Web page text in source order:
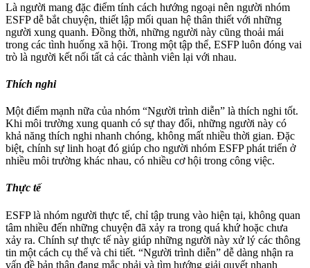
Là người mang đặc điểm tính cách hướng ngoại nên người nhóm
ESFP dễ bắt chuyện, thiết lập mối quan hệ thân thiết với những
người xung quanh. Đồng thời, những người này cũng thoải mái
trong các tình huống xã hội. Trong một tập thể, ESFP luôn đóng vai
trò là người kết nối tất cả các thành viên lại với nhau.
Thích nghi
Một điểm mạnh nữa của nhóm “Người trình diễn” là thích nghi tốt.
Khi môi trường xung quanh có sự thay đổi, những người này có
khả năng thích nghi nhanh chóng, không mất nhiều thời gian. Đặc
biệt, chính sự linh hoạt đó giúp cho người nhóm ESFP phát triển ở
nhiều môi trường khác nhau, có nhiều cơ hội trong công việc.
Thực tế
ESFP là nhóm người thực tế, chỉ tập trung vào hiện tại, không quan
tâm nhiều đến những chuyện đã xảy ra trong quá khứ hoặc chưa
xảy ra. Chính sự thực tế này giúp những người này xử lý các thông
tin một cách cụ thể và chi tiết. “Người trình diễn” dễ dàng nhận ra
vấn đề bản thân đang mắc phải và tìm hướng giải quyết nhanh